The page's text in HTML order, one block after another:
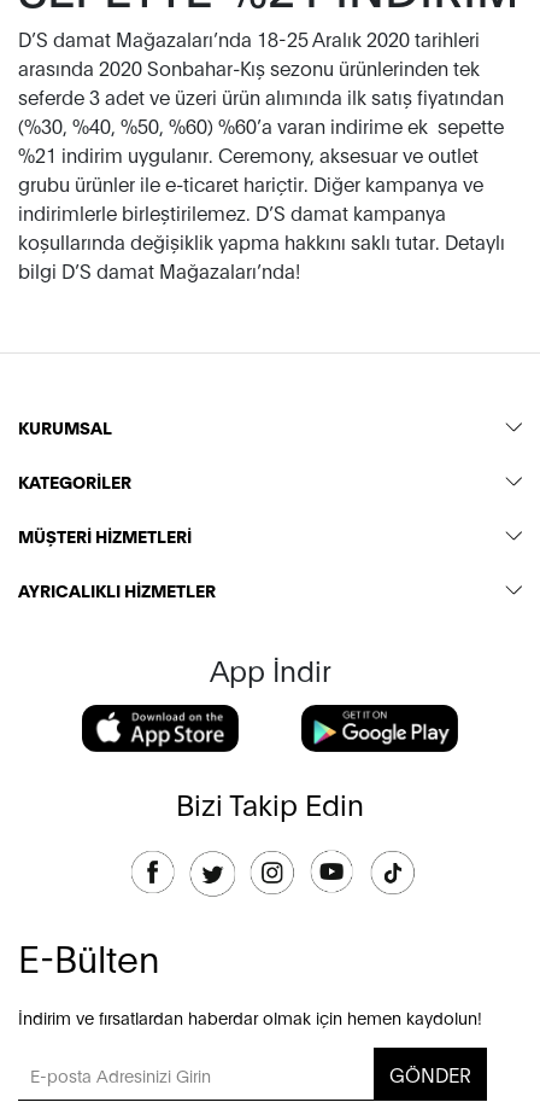
D’S damat Mağazaları’nda 18-25 Aralık 2020 tarihleri
arasında 2020 Sonbahar-Kış sezonu ürünlerinden tek
seferde 3 adet ve üzeri ürün alımında ilk satış fiyatından
(%30, %40, %50, %60) %60’a varan indirime ek sepette
%21 indirim uygulanır. Ceremony, aksesuar ve outlet
grubu ürünler ile e-ticaret hariçtir. Diğer kampanya ve
indirimlerle birleştirilemez. D’S damat kampanya
koşullarında değişiklik yapma hakkını saklı tutar. Detaylı
bilgi D’S damat Mağazaları’nda!
KURUMSAL
KATEGORİLER
MÜŞTERİ HİZMETLERİ
AYRICALIKLI HİZMETLER
App İndir
Bizi Takip Edin
E-Bülten
İndirim ve fırsatlardan haberdar olmak için hemen kaydolun!
GÖNDER